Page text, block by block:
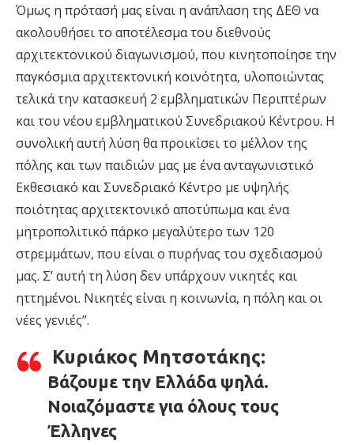
Όμως η πρότασή μας είναι η ανάπλαση της ΔΕΘ να
ακολουθήσει το αποτέλεσμα του διεθνούς
αρχιτεκτονικού διαγωνισμού, που κινητοποίησε την
παγκόσμια αρχιτεκτονική κοινότητα, υλοποιώντας
τελικά την κατασκευή 2 εμβληματικών Περιπτέρων
και του νέου εμβληματικού Συνεδριακού Κέντρου. Η
συνολική αυτή λύση θα προικίσει το μέλλον της
πόλης και των παιδιών μας με ένα ανταγωνιστικό
Εκθεσιακό και Συνεδριακό Κέντρο με υψηλής
ποιότητας αρχιτεκτονικό αποτύπωμα και ένα
μητροπολιτικό πάρκο μεγαλύτερο των 120
στρεμμάτων, που είναι ο πυρήνας του σχεδιασμού
μας. Σ’ αυτή τη λύση δεν υπάρχουν νικητές και
ηττημένοι. Νικητές είναι η κοινωνία, η πόλη και οι
νέες γενιές”.
Κυριάκος Μητσοτάκης:
Βάζουμε την Ελλάδα ψηλά.
Νοιαζόμαστε για όλους τους
Έλληνες